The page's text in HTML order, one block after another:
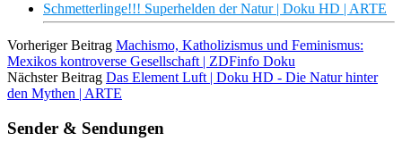
Schmetterlinge!!! Superhelden der Natur | Doku HD | ARTE
Vorheriger Beitrag Machismo, Katholizismus und Feminismus:
Mexikos kontroverse Gesellschaft | ZDFinfo Doku
Nächster Beitrag Das Element Luft | Doku HD - Die Natur hinter
den Mythen | ARTE
Sender & Sendungen